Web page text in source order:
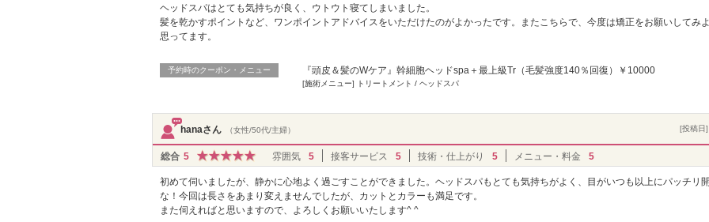
ヘッドスパはとても気持ちが良く、ウトウト寝てしまいました。
髪を乾かすポイントなど、ワンポイントアドバイスをいただけたのがよかったです。またこちらで、今度は矯正をお願いしてみ
思ってます。
予約時のクーポン・メニュー 『頭皮＆髪のWケア』幹細胞ヘッドspa＋最上級Tr（毛髪強度140％回復）￥10000
[施術メニュー] トリートメント / ヘッドスパ
hanaさん （女性/50代/主婦） [投稿日
総合 5 雰囲気 5 接客サービス 5 技術・仕上がり 5 メニュー・料金 5
初めて伺いましたが、静かに心地よく過ごすことができました。ヘッドスパもとても気持ちがよく、目がいつも以上にパッチリ
な！今回は長さをあまり変えませんでしたが、カットとカラーも満足です。
また伺えればと思いますので、よろしくお願いいたします^ ^